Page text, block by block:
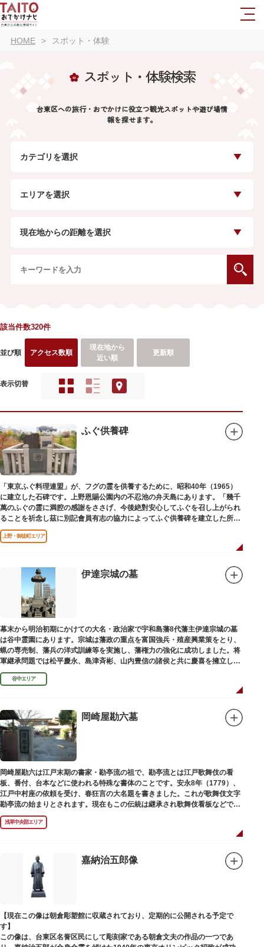
HOME スポット・体験
スポット・体験検索
台東区への旅行・おでかけに役立つ観光スポットや遊び場情
報を探せます。
カテゴリを選択
エリアを選択
現在地からの距離を選択
該当件数320件
並び順 アクセス数順
現在地から
近い順
更新順
表示切替
ふぐ供養碑
「東京ふぐ料理連盟」が、フグの霊を供養するために、昭和40年（1965）
に建立した石碑です。上野恩賜公園内の不忍池の弁天島にあります。「幾千
萬のふぐの霊に満腔の感謝をささげ、今後絶對安心してふぐを召し上がられ
ることを祈念し茲に別記會員有志の協力によってふぐ供養碑を建立した所以
であります」と刻まれています。
上野・御徒町エリア
伊達宗城の墓
幕末から明治初期にかけての大名・政治家で宇和島藩8代藩主伊達宗城の墓
は谷中霊園にあります。宗城は藩政の重点を富国強兵・殖産興業策をとり、
蝋の専売制、藩兵の洋式訓練等を実施し、藩権力の強化に成功しました。将
軍継承問題では松平慶永、島津斉彬、山内豊信の諸侯と共に慶喜を擁立し
（幕末の四賢候といわれます）幕政改革を志す一橋派の有力メンバーとなっ
て活躍しました。
谷中エリア
岡崎屋勘六墓
岡崎屋勘六は江戸末期の書家・勘亭流の祖で、勘亭流とは江戸歌舞伎の看
板、番付、台本などに使われる特殊な書体のことです。安永8年（1779）、
江戸中村座の依頼を受け、春狂言の大名題を書きました。これが歌舞伎文字
勘亭流の始まりとされます。現在もこの伝統は継承され歌舞伎看板などで使
われています。 お墓は清光寺（せいこうじ）境内にあります。
浅草中央部エリア
嘉納治五郎像
【現在この像は朝倉彫塑館に収蔵されており、定期的に公開される予定で
す】
この像は、台東区名誉区民にして彫刻家である朝倉文夫の作品の一つであ